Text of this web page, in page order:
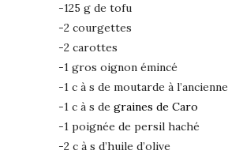
-125 g de tofu
-2 courgettes
-2 carottes
-1 gros oignon émincé
-1 c à s de moutarde à l’ancienne
-1 c à s de graines de Caro
-1 poignée de persil haché
-2 c à s d’huile d’olive